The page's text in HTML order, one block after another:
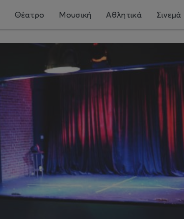
Θέατρο Μουσική Αθλητικά Σινεμά